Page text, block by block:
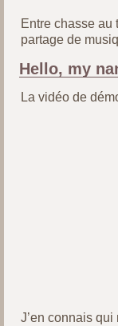
Entre chasse au
partage de
Hello, my
La vidéo de
J’en connais qui